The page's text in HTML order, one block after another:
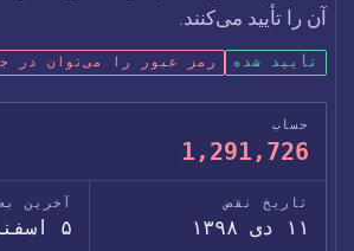
آن را تأیید می‌کنند.
تأیید شده رمز عبور را می‌توان در
حساب
1,291,726
تاریخ نقض
۱۱ دی ۱۳۹۸
آخرین